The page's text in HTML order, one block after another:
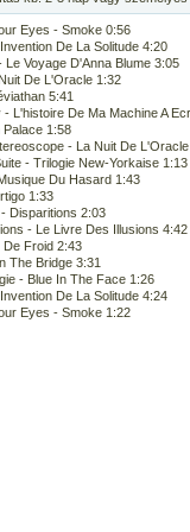
Eyes - Smoke 0:56
De La Solitude 4:20
Le Voyage D'Anna Blume 3:05
De L'Oracle 1:32
5:41
L'histoire De Ma Machine A
Palace 1:58
- La Nuit De
- Trilogie New-Yorkaise 1:13
Du Hasard 1:43
1:33
Disparitions 2:03
- Le Livre Des Illusions 4:42
Froid 2:43
The Bridge 3:31
- Blue In The Face 1:26
De La Solitude 4:24
Eyes - Smoke 1:22